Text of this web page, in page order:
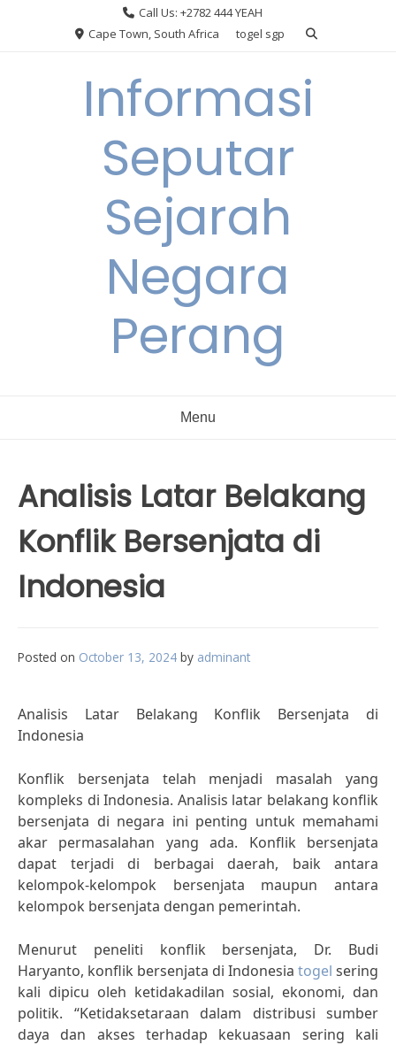
Call Us: +2782 444 YEAH
Cape Town, South Africa
togel sgp
Informasi
Seputar
Sejarah
Negara
Perang
Menu
Analisis Latar Belakang
Konflik Bersenjata di
Indonesia
Posted on October 13, 2024 by adminant
Analisis Latar Belakang Konflik Bersenjata di
Indonesia
Konflik bersenjata telah menjadi masalah yang
kompleks di Indonesia. Analisis latar belakang konflik
bersenjata di negara ini penting untuk memahami
akar permasalahan yang ada. Konflik bersenjata
dapat terjadi di berbagai daerah, baik antara
kelompok-kelompok bersenjata maupun antara
kelompok bersenjata dengan pemerintah.
Menurut peneliti konflik bersenjata, Dr. Budi
Haryanto, konflik bersenjata di Indonesia togel sering
kali dipicu oleh ketidakadilan sosial, ekonomi, dan
politik. “Ketidaksetaraan dalam distribusi sumber
daya dan akses terhadap kekuasaan sering kali